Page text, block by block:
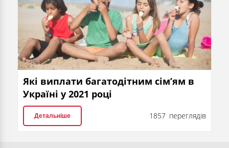
Які виплати багатодітним сім’ям в
Україні у 2021 році
Детальніше 1857 переглядів